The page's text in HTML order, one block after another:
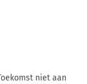
niet aan